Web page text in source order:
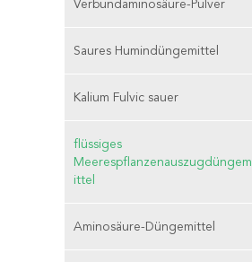
Verbundaminosäure-Pulver
Saures Humindüngemittel
Kalium Fulvic sauer
flüssiges
Meerespflanzenauszugdüngem
ittel
Aminosäure-Düngemittel